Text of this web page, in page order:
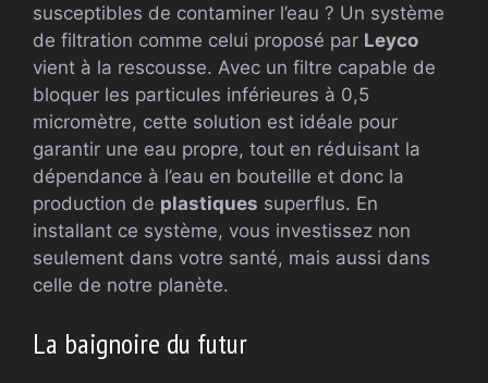
susceptibles de contaminer l’eau ? Un système
de filtration comme celui proposé par Leyco
vient à la rescousse. Avec un filtre capable de
bloquer les particules inférieures à 0,5
micromètre, cette solution est idéale pour
garantir une eau propre, tout en réduisant la
dépendance à l’eau en bouteille et donc la
production de plastiques superflus. En
installant ce système, vous investissez non
seulement dans votre santé, mais aussi dans
celle de notre planète.
La baignoire du futur